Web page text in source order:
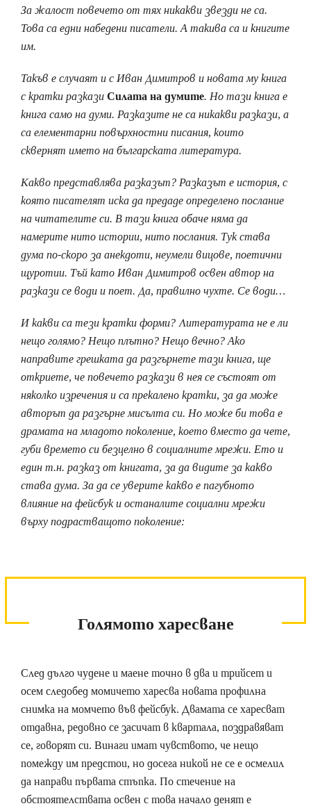
За жалост повечето от тях никакви звезди не са.
Това са едни набедени писатели. А такива са и книгите
им.
Такъв е случаят и с Иван Димитров и новата му книга
с кратки разказиСилата на думите. Но тази книга е
книга само на думи. Разказите не са никакви разкази, а
са елементарни повърхностни писания, които
сквернят името на българската литература.
Какво представлява разказът? Разказът е история, с
която писателят иска да предаде определено послание
на читателите си. В тази книга обаче няма да
намерите нито истории, нито послания. Тук става
дума по-скоро за анекдоти, неумели вицове, поетични
щуротии. Тъй като Иван Димитров освен автор на
разкази се води и поет. Да, правилно чухте. Се води…
И какви са тези кратки форми? Литературата не е ли
нещо голямо? Нещо плътно? Нещо вечно? Ако
направите грешката да разгърнете тази книга, ще
откриете, че повечето разкази в нея се състоят от
няколко изречения и са прекалено кратки, за да може
авторът да разгърне мисълта си. Но може би това е
драмата на младото поколение, което вместо да чете,
губи времето си безцелно в социалните мрежи. Ето и
един т.н. разказ от книгата, за да видите за какво
става дума. За да се уверите какво е пагубното
влияние на фейсбук и останалите социални мрежи
върху подрастващото поколение:
Голямото харесване
След дълго чудене и маене точно в два и трийсет и
осем следобед момичето харесва новата профилна
снимка на момчето във фейсбук. Двамата се харесват
отдавна, редовно се засичат в квартала, поздравяват
се, говорят си. Винаги имат чувството, че нещо
помежду им предстои, но досега никой не се е осмелил
да направи първата стъпка. По стечение на
обстоятелствата освен с това начало денят е